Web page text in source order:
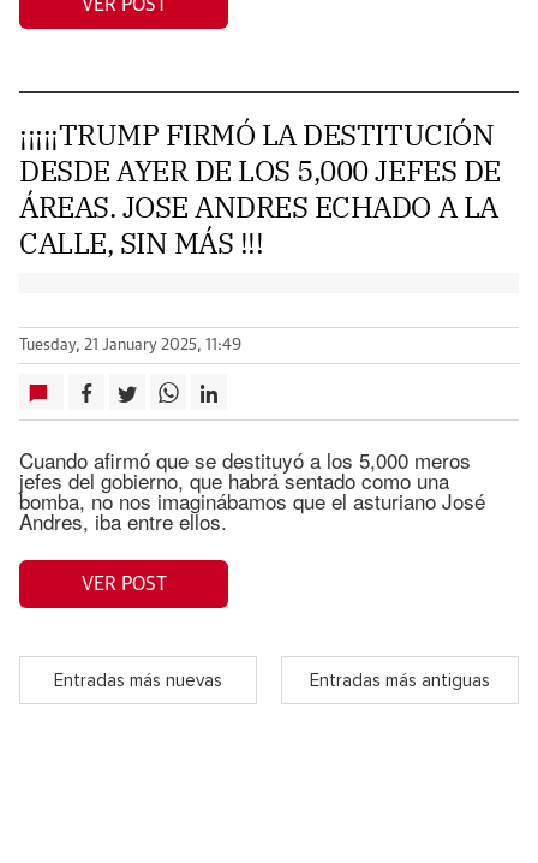
VER POST
¡¡¡¡¡TRUMP FIRMÓ LA DESTITUCIÓN
DESDE AYER DE LOS 5,000 JEFES DE
ÁREAS. JOSE ANDRES ECHADO A LA
CALLE, SIN MÁS !!!
Tuesday, 21 January 2025, 11:49
Cuando afirmó que se destituyó a los 5,000 meros
jefes del gobierno, que habrá sentado como una
bomba, no nos imaginábamos que el asturiano José
Andres, iba entre ellos.
VER POST
Entradas más nuevas Entradas más antiguas